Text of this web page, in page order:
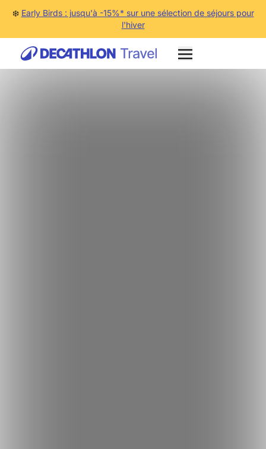
❄️ Early Birds : jusqu'à -15%* sur une sélection de séjours pour
l'hiver